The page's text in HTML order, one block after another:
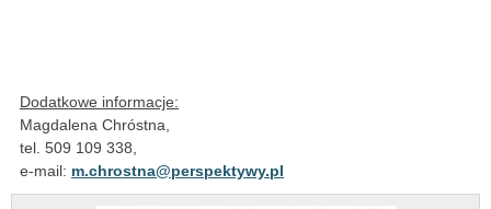
Dodatkowe informacje:
Magdalena Chróstna,
tel. 509 109 338,
e-mail: m.chrostna@perspektywy.pl